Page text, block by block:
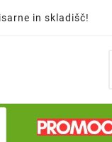
in skladišč!